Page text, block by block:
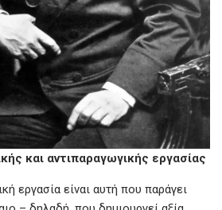
και αντιπαραγωγικής εργασίας
εργασία είναι αυτή που παράγει